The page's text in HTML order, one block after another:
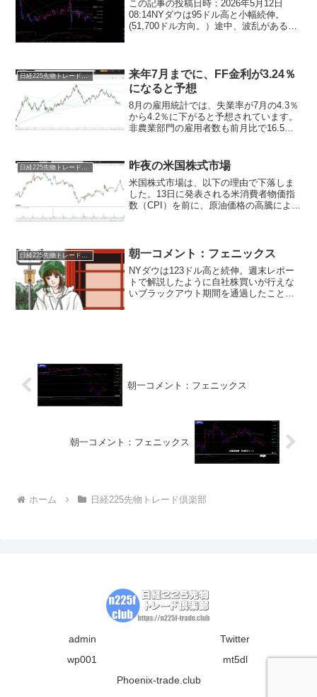
この記事の投稿日時：2026年5月12日
08:14NYダウは95ドル高と小幅続伸。
(51,700ドル方向。）途中、波乱があると
な...
日経225先物トレード倶楽部
来年7月までに、FF金利が3.24％
になると予想
8月の雇用統計では、失業率が7月の4.3％
から4.2％に下がると予想されています。
非農業部門の雇用者数も前月比で16.5万
前月比で0.3％、前年比で3.7％の増加...
日経225先物トレード倶楽部 昨夜の米国株式市場
米国株式市場は、以下の理由で下落しま
した。13日に発表される米消費者物価指
数（CPI）を前に、原油価格の高騰による
し、クラウド大手のア...
日経225先物トレード倶楽部 朝一コメント：フェニックス
NYダウは123ドル高と続伸。週末レポー
トで解説したように自社株買いが行えな
いブラックアウト期間を通過したことで
朝一コメント：フェニックス
朝一コメント：フェニックス
ホーム 日経225先物トレード倶楽部
admin
Twitter
wp001
mt5dl
Phoenix-trade.club